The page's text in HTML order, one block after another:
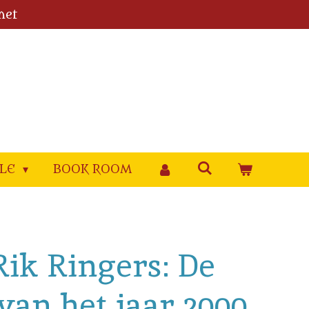
BOOK ROOM
Ringers: De